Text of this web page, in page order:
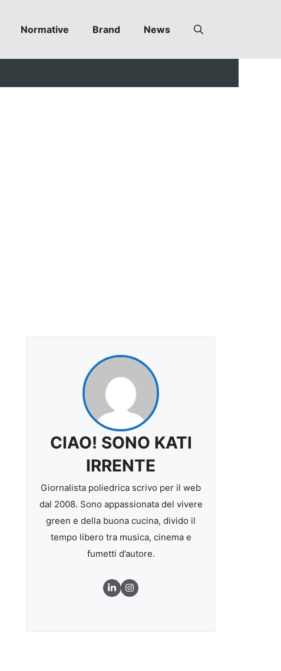
Normative Brand News
CIAO! SONO KATI
IRRENTE
Giornalista poliedrica scrivo per il web
dal 2008. Sono appassionata del vivere
green e della buona cucina, divido il
tempo libero tra musica, cinema e
fumetti d’autore.